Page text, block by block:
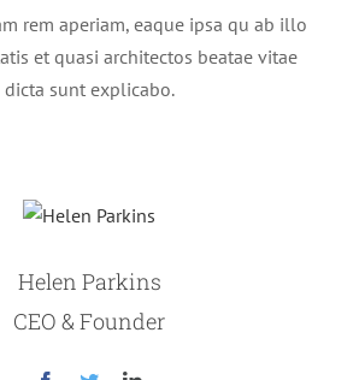
rem aperiam, eaque ipsa qu ab illo
et quasi architectos beatae vitae
dicta sunt explicabo.
Helen Parkins
CEO & Founder